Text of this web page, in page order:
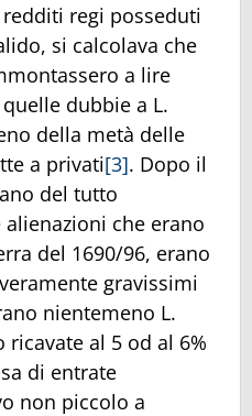
regi posseduti
si calcolava che
a lire
quelle dubbie a L.
della metà delle
a privati[3]. Dopo il
del tutto
che erano
del 1690/96, erano
gravissimi
nientemeno L.
ricavate al 5 od al 6%
di entrate
non piccolo a